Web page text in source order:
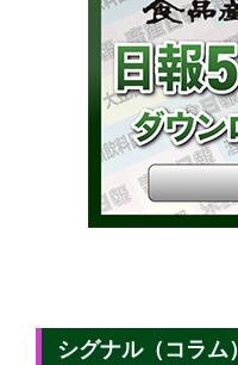
シグナル（コラム）